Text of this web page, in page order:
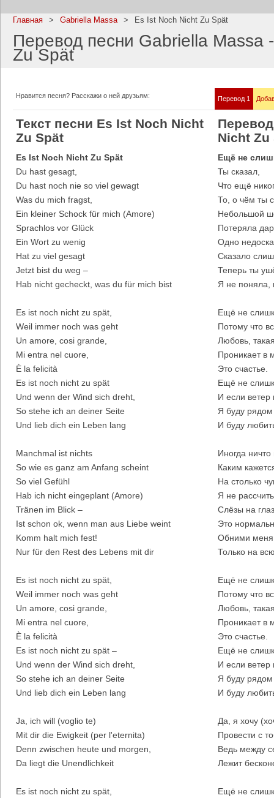
Все
Blind Guardian
Все песни
Pitbull
Все
Главная > Gabriella Massa > Es Ist Noch Nicht Zu Spät
Перевод песни Gabriella Massa
Zu Spät
Нравится песня? Расскажи о ней друзьям:
Текст песни Es Ist Noch Nicht
Zu Spät
Перевод 1
Nicht Zu
Es Ist Noch Nicht Zu Spät
Du hast gesagt,
Du hast noch nie so viel gewagt
Was du mich fragst,
Ein kleiner Schock für mich (Amore)
Sprachlos vor Glück
Ein Wort zu wenig
Hat zu viel gesagt
Jetzt bist du weg –
Hab nicht gecheckt, was du für mich bist
Es ist noch nicht zu spät,
Weil immer noch was geht
Un amore, cosi grande,
Mi entra nel cuore,
È la felicità
Es ist noch nicht zu spät
Und wenn der Wind sich dreht,
So stehe ich an deiner Seite
Und lieb dich ein Leben lang
Manchmal ist nichts
So wie es ganz am Anfang scheint
So viel Gefühl
Hab ich nicht eingeplant (Amore)
Tränen im Blick –
Ist schon ok, wenn man aus Liebe weint
Komm halt mich fest!
Nur für den Rest des Lebens mit dir
Es ist noch nicht zu spät,
Weil immer noch was geht
Un amore, cosi grande,
Mi entra nel cuore,
È la felicità
Es ist noch nicht zu spät –
Und wenn der Wind sich dreht,
So stehe ich an deiner Seite
Und lieb dich ein Leben lang
Ja, ich will (voglio te)
Mit dir die Ewigkeit (per l'eternita)
Denn zwischen heute und morgen,
Da liegt die Unendlichkeit
Es ist noch nicht zu spät,
Ещё не
Ты сказал,
Что ещё
То, о чём ты
Небольшой
Потеряла
Одно
Сказало
Теперь ты
Я не поняла,
Ещё не
Потому что
Любовь,
Проникает в
Это счастье.
Ещё не
И если ветер
Я буду рядом
И буду
Иногда
Каким
На столько
Я не
Слёзы на
Это
Обними меня
Только на
Ещё не
Потому что
Любовь,
Проникает в
Это счастье.
Ещё не
И если ветер
Я буду рядом
И буду
Да, я хочу
Провести с
Ведь между
Лежит
Ещё не